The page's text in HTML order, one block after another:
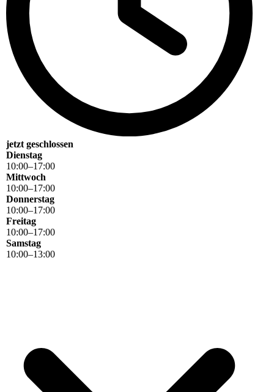
jetzt geschlossen
Dienstag
10:00–17:00
Mittwoch
10:00–17:00
Donnerstag
10:00–17:00
Freitag
10:00–17:00
Samstag
10:00–13:00